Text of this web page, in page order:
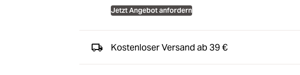
Jetzt Angebot anfordern
Kostenloser Versand ab 39 €